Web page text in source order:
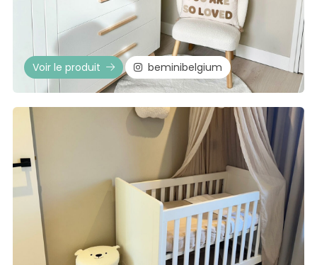
Voir le produit beminibelgium